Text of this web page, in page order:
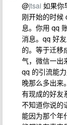
@jtsai 如果你
刚开始的时候
息。你用 qq
消息。qq 好
的。等于迁移
气，微信一出
qq 的引流能
晚那么多出来
有现成的好友
不知道你说的
能因为那个年